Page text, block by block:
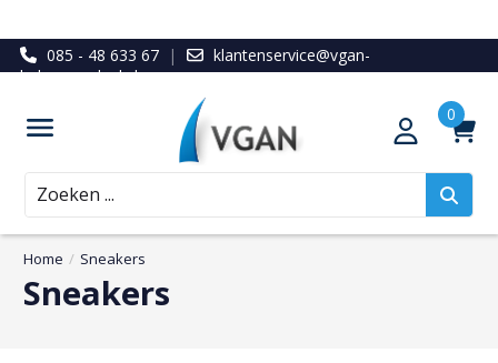
085 - 48 633 67 |
klantenservice@vgan-
ledenvoordeel.nl
Zoeken
Home / Sneakers
Sneakers